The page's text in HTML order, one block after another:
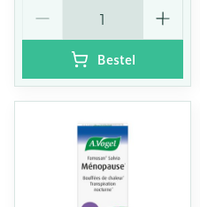
Bestel